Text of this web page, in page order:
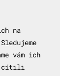
na
vám ich
cítili